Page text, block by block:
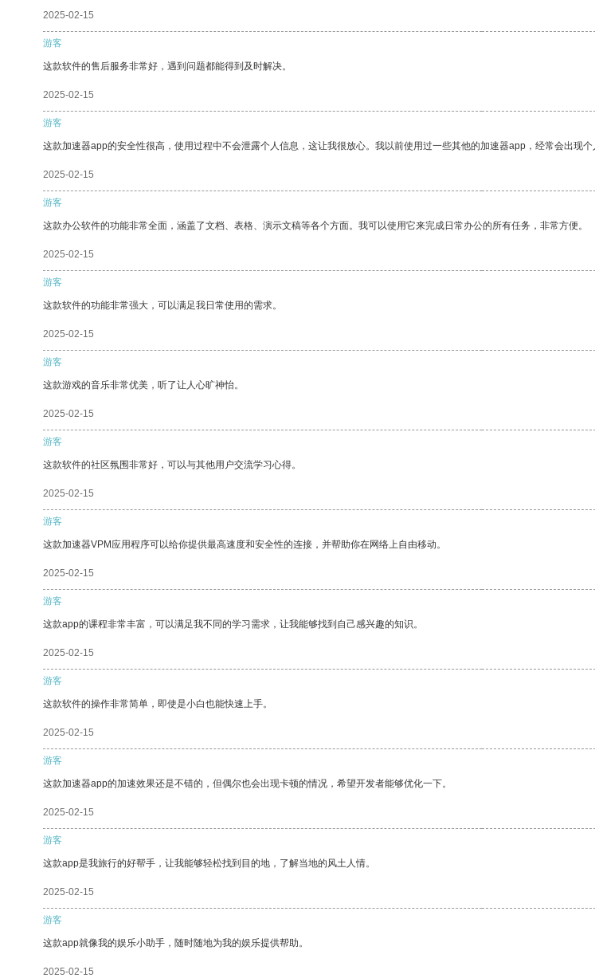
2025-02-15
游客
这款软件的售后服务非常好，遇到问题都能得到及时解决。
2025-02-15
游客
这款加速器app的安全性很高，使用过程中不会泄露个人信息，这让我很放心。我以前使用过一些其他的加速器app，经常会出现个
2025-02-15
游客
这款办公软件的功能非常全面，涵盖了文档、表格、演示文稿等各个方面。我可以使用它来完成日常办公的所有任务，非常方便。
2025-02-15
游客
这款软件的功能非常强大，可以满足我日常使用的需求。
2025-02-15
游客
这款游戏的音乐非常优美，听了让人心旷神怡。
2025-02-15
游客
这款软件的社区氛围非常好，可以与其他用户交流学习心得。
2025-02-15
游客
这款加速器VPM应用程序可以给你提供最高速度和安全性的连接，并帮助你在网络上自由移动。
2025-02-15
游客
这款app的课程非常丰富，可以满足我不同的学习需求，让我能够找到自己感兴趣的知识。
2025-02-15
游客
这款软件的操作非常简单，即使是小白也能快速上手。
2025-02-15
游客
这款加速器app的加速效果还是不错的，但偶尔也会出现卡顿的情况，希望开发者能够优化一下。
2025-02-15
游客
这款app是我旅行的好帮手，让我能够轻松找到目的地，了解当地的风土人情。
2025-02-15
游客
这款app就像我的娱乐小助手，随时随地为我的娱乐提供帮助。
2025-02-15